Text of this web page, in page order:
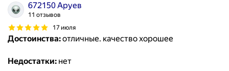
672150 Аруев
11 отзывов
17 июля
Достоинства:отличные. качество хорошее
Недостатки: нет